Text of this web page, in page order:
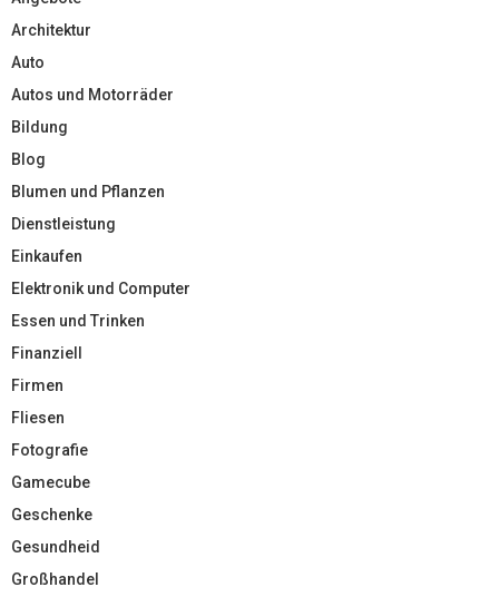
Architektur
Auto
Autos und Motorräder
Bildung
Blog
Blumen und Pflanzen
Dienstleistung
Einkaufen
Elektronik und Computer
Essen und Trinken
Finanziell
Firmen
Fliesen
Fotografie
Gamecube
Geschenke
Gesundheid
Großhandel